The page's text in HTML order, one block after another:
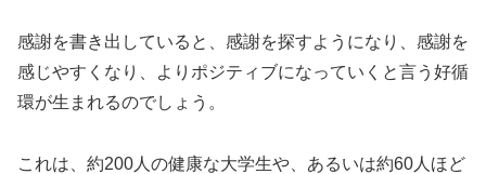
感謝を書き出していると、感謝を探すようになり、感謝を
感じやすくなり、よりポジティブになっていくと言う好循
環が生まれるのでしょう。
これは、約200人の健康な大学生や、あるいは約60人ほど